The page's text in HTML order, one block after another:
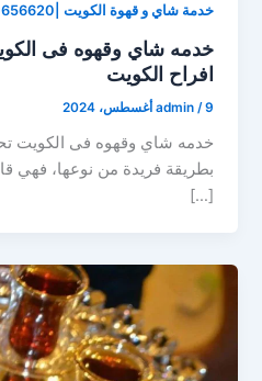
خدمة شاي و قهوة الكويت |60656620| افراح الكويت
افراح الكويت
admin /9 أغسطس، 2024
خدمه شاي وقهوه فى الكويت
بطريقة فريدة من نوعها، فهي
[…]